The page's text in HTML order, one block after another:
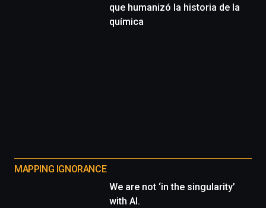
que humanizó la historia de la
química
MAPPING IGNORANCE
We are not ‘in the singularity’
with AI.